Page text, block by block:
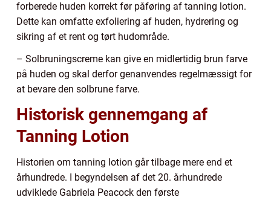
forberede huden korrekt før påføring af tanning lotion.
Dette kan omfatte exfoliering af huden, hydrering og
sikring af et rent og tørt hudområde.
– Solbruningscreme kan give en midlertidig brun farve
på huden og skal derfor genanvendes regelmæssigt for
at bevare den solbrune farve.
Historisk gennemgang af
Tanning Lotion
Historien om tanning lotion går tilbage mere end et
århundrede. I begyndelsen af det 20. århundrede
udviklede Gabriela Peacock den første